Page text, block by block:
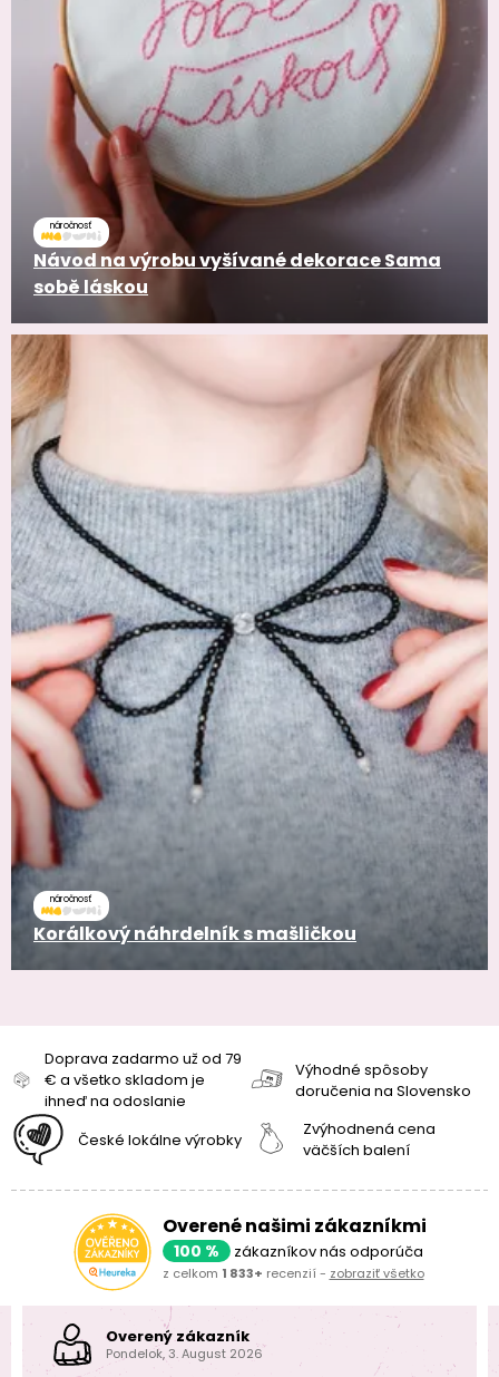
náročnosť
Návod na výrobu vyšívané dekorace Sama
sobě láskou
náročnosť
Korálkový náhrdelník s mašličkou
Doprava zadarmo už od 79
€ a všetko skladom je
ihneď na odoslanie
Výhodné spôsoby
doručenia na Slovensko
České lokálne výrobky
Zvýhodnená cena
väčších balení
Overené našimi zákazníkmi
100 % zákazníkov nás odporúča
z celkom 1 833+ recenzií - zobraziť všetko
Overený zákazník
Pondelok, 3. August 2026